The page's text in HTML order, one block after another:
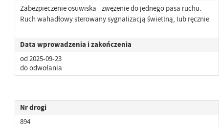
Zabezpieczenie osuwiska - zwężenie do jednego pasa ruchu.
Ruch wahadłowy sterowany sygnalizacją świetlną, lub ręcznie
Data wprowadzenia i zakończenia
od 2025-09-23
do odwołania
Nr drogi
894